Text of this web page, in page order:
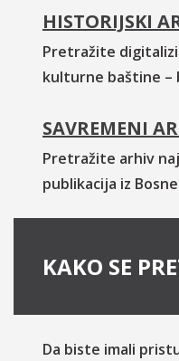
HISTORIJSKI
Pretražite
kulturne baštine –
SAVREMENI
Pretražite arhiv
publikacija iz
KAKO SE
Da biste imali